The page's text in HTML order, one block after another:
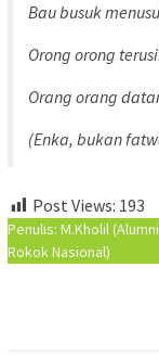
Bau busuk
Orong orong
Orang orang
(Enka, bukan
Post Views: 193
Penulis: M.Kholil
Rokok Nasional)